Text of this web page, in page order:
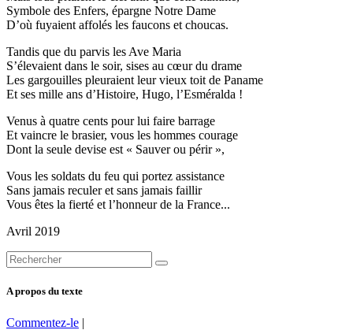
Symbole des Enfers, épargne Notre Dame
D’où fuyaient affolés les faucons et choucas.
Tandis que du parvis les Ave Maria
S’élevaient dans le soir, sises au cœur du drame
Les gargouilles pleuraient leur vieux toit de Paname
Et ses mille ans d’Histoire, Hugo, l’Esméralda !
Venus à quatre cents pour lui faire barrage
Et vaincre le brasier, vous les hommes courage
Dont la seule devise est « Sauver ou périr »,
Vous les soldats du feu qui portez assistance
Sans jamais reculer et sans jamais faillir
Vous êtes la fierté et l’honneur de la France...
Avril 2019
A propos du texte
Commentez-le |